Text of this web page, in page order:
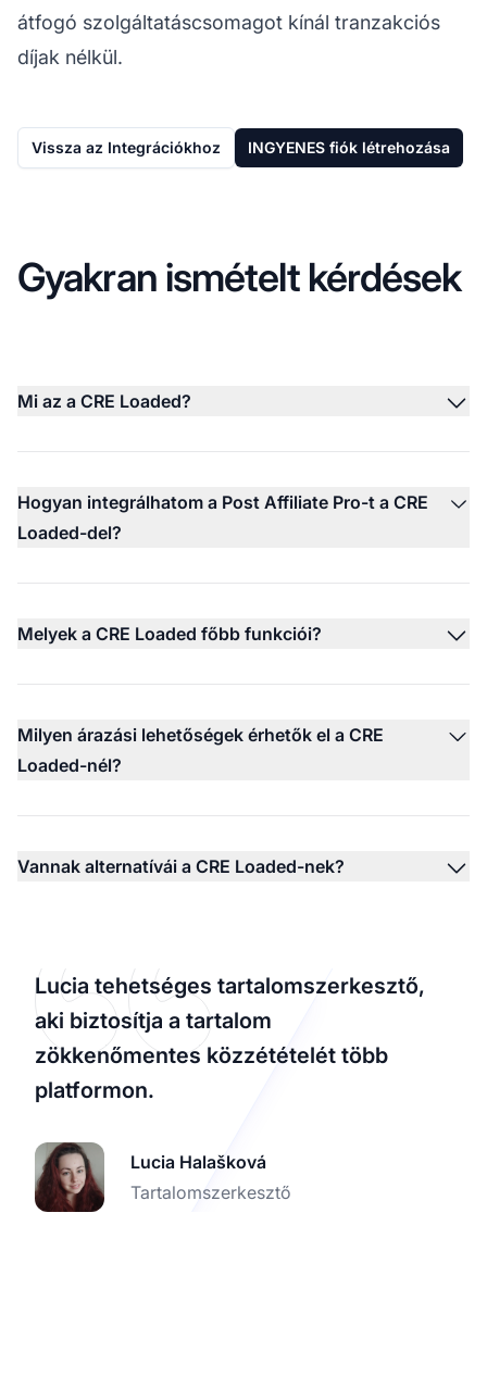
átfogó szolgáltatáscsomagot kínál tranzakciós
díjak nélkül.
Vissza az Integrációkhoz INGYENES fiók létrehozása
Gyakran ismételt kérdések
Mi az a CRE Loaded?
Hogyan integrálhatom a Post Affiliate Pro-t a CRE
Loaded-del?
Melyek a CRE Loaded főbb funkciói?
Milyen árazási lehetőségek érhetők el a CRE
Loaded-nél?
Vannak alternatívái a CRE Loaded-nek?
Lucia tehetséges tartalomszerkesztő,
aki biztosítja a tartalom
zökkenőmentes közzétételét több
platformon.
Lucia Halašková
Tartalomszerkesztő